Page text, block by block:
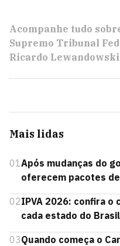
Acompanhe tudo
Supremo Tribunal
Ricardo Lewandowski
Mais lidas
01Após mudanças do
oferecem pacotes
02IPVA 2026: confira o
cada estado do Brasil
03Quando começa o